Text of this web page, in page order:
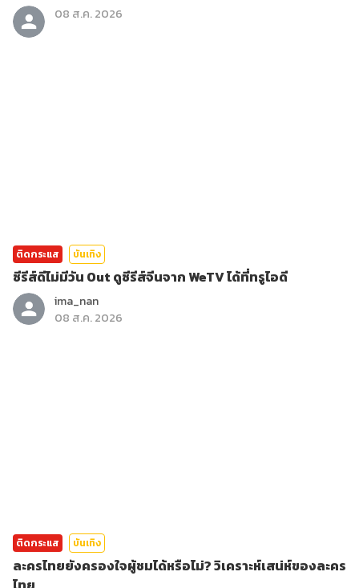
08 ส.ค. 2026
ติดกระแส บันเทิง
ซีรีส์ดีไม่มีวัน Out ดูซีรีส์จีนจาก WeTV ได้ที่ทรูไอดี
ima_nan
08 ส.ค. 2026
ติดกระแส บันเทิง
ละครไทยยังครองใจผู้ชมได้หรือไม่? วิเคราะห์เสน่ห์ของละคร